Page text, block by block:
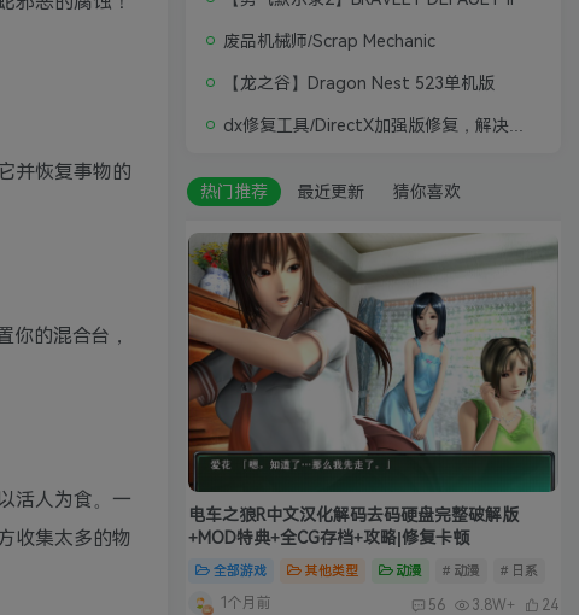
并恢复事物的
的混合台，
活人为食。一
收集太多的物
废品机械师/Scrap Mechanic
【龙之谷】Dragon Nest 523单机版
热门推荐 最近更新 猜你喜欢
电车之狼R中文汉化解码去码硬盘完整破解版
+MOD特典+全CG存档+攻略|修复卡顿
全部游戏 其他类型 动漫 # 动漫 # 日系
1个月前 56 3.8W+ 24